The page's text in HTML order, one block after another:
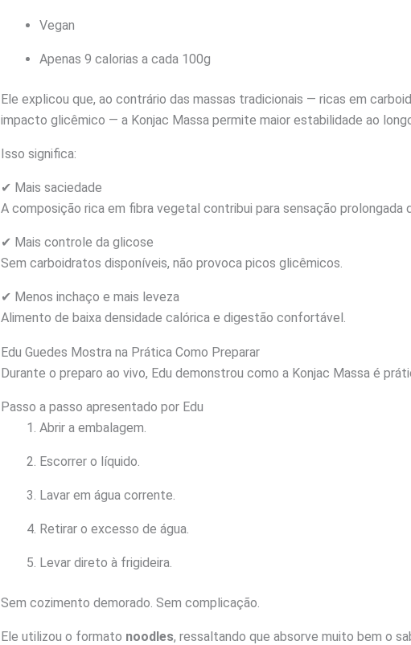
Vegan
Apenas 9 calorias a cada 100g
Ele explicou que, ao contrário das massas tradicionais — ricas em
impacto glicêmico — a Konjac Massa permite maior estabilidade ao
Isso significa:
✔ Mais saciedade
A composição rica em fibra vegetal contribui para sensação prolongada
✔ Mais controle da glicose
Sem carboidratos disponíveis, não provoca picos glicêmicos.
✔ Menos inchaço e mais leveza
Alimento de baixa densidade calórica e digestão confortável.
Edu Guedes Mostra na Prática Como Preparar
Durante o preparo ao vivo, Edu demonstrou como a Konjac Massa é
Passo a passo apresentado por Edu
Abrir a embalagem.
Escorrer o líquido.
Lavar em água corrente.
Retirar o excesso de água.
Levar direto à frigideira.
Sem cozimento demorado. Sem complicação.
Ele utilizou o formato noodles, ressaltando que absorve muito bem o